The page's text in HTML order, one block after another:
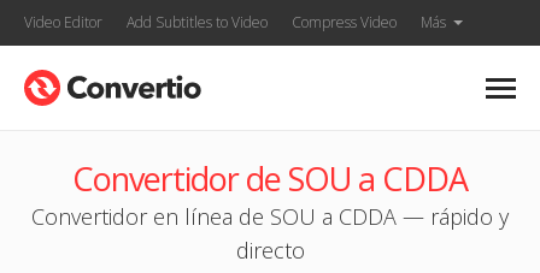
Video Editor Add Subtitles to Video Compress Video Más
Convertidor de SOU a CDDA
Convertidor en línea de SOU a CDDA — rápido y
directo